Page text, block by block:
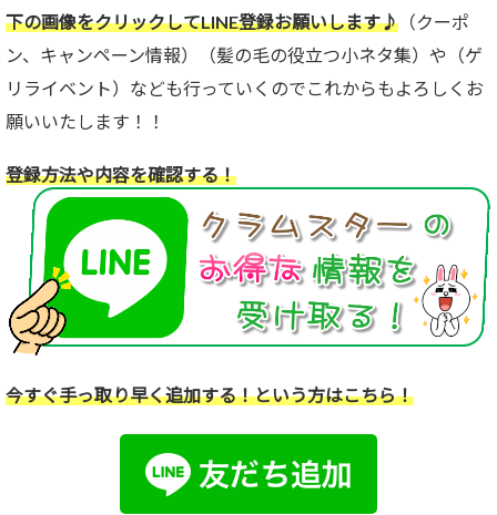
下の画像をクリックしてLINE登録お願いします♪ （クーポ
ン、キャンペーン情報）（髪の毛の役立つ小ネタ集）や（ゲ
リライベント）なども行っていくのでこれからもよろしくお
願いいたします！！
登録方法や内容を確認する！
今すぐ手っ取り早く追加する！という方はこちら！